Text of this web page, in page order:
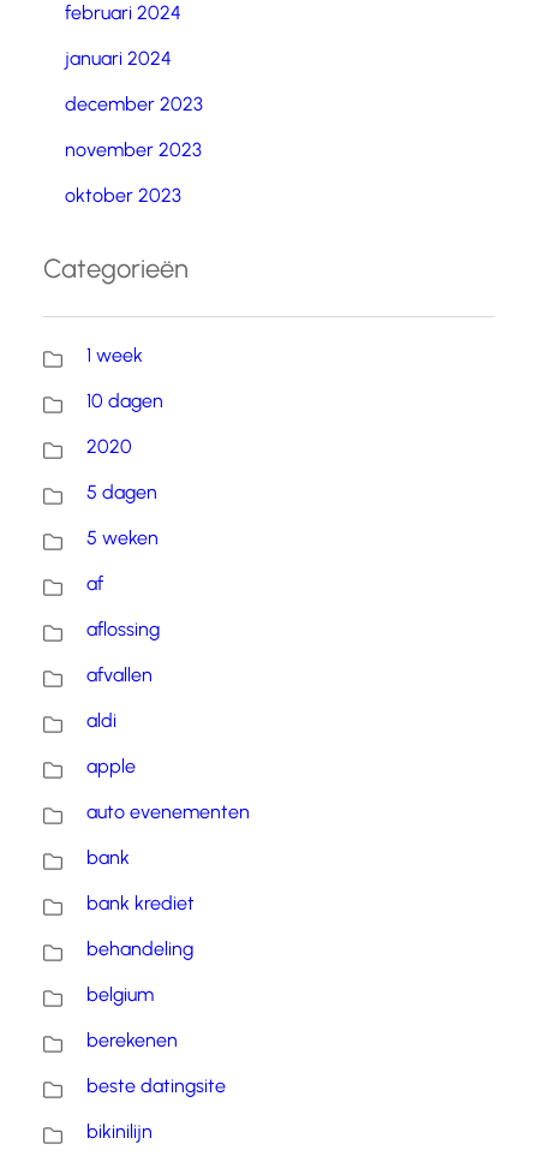
februari 2024
januari 2024
december 2023
november 2023
oktober 2023
Categorieën
1 week
10 dagen
2020
5 dagen
5 weken
af
aflossing
afvallen
aldi
apple
auto evenementen
bank
bank krediet
behandeling
belgium
berekenen
beste datingsite
bikinilijn